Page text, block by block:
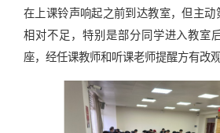
在上课铃声响起之前到达教室，但主
相对不足，特别是部分同学进入教室
座，经任课教师和听课老师提醒方有改观